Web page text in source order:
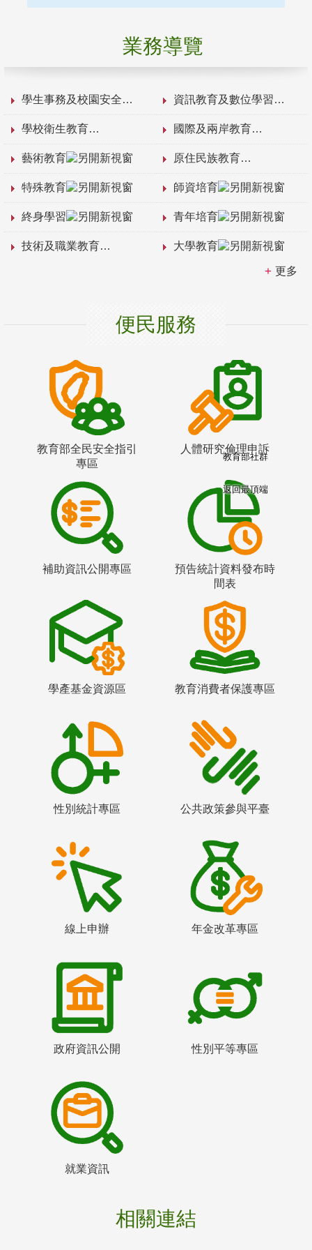
業務導覽
學生事務及校園安全 資訊教育及數位學習
學校衛生教育 國際及兩岸教育
藝術教育 原住民族教育
特殊教育 師資培育
終身學習 青年培育
技術及職業教育 大學教育
更多
便民服務
教育部全民安全指引
專區
人體研究倫理申訴
補助資訊公開專區
預告統計資料發布時
間表
學產基金資源區 教育消費者保護專區
性別統計專區 公共政策參與平臺
線上申辦 年金改革專區
政府資訊公開 性別平等專區
就業資訊
相關連結
教育部社群
返回最頂端